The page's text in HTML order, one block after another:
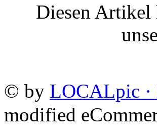
Diesen Artikel
© by LOCALpic ·
modified